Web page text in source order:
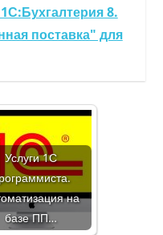
8.
поставка" для
Услуги 1С
на
базе ПП…